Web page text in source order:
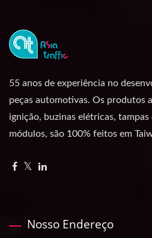
55 anos de experiência no
peças automotivas. Os produtos
ignição, buzinas elétricas, tampas
módulos, são 100% feitos em
Nosso Endereço